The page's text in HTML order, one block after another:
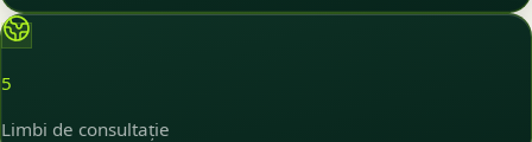
5
Limbi de consultație